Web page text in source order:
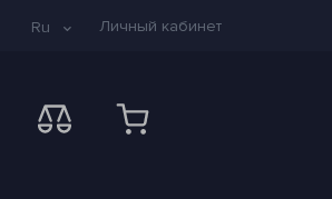
Ru Личный кабинет